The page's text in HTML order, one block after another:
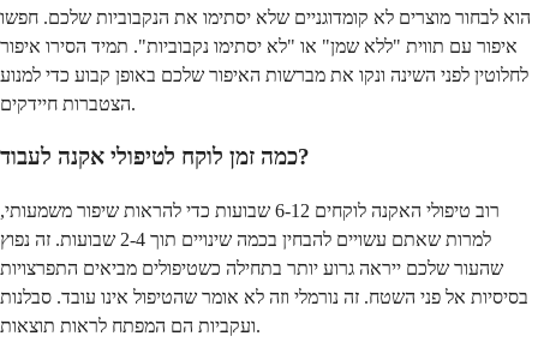
הוא לבחור מוצרים לא קומדוגניים שלא יסתימו את הנקבוביות שלכם. חפשו
איפור עם תווית "ללא שמן" או "לא יסתימו נקבוביות". תמיד הסירו איפור
לחלוטין לפני השינה ונקו את מברשות האיפור שלכם באופן קבוע כדי למנוע
הצטברות חיידקים.
כמה זמן לוקח לטיפולי אקנה לעבוד?
רוב טיפולי האקנה לוקחים 6-12 שבועות כדי להראות שיפור משמעותי,
למרות שאתם עשויים להבחין בכמה שינויים תוך 2-4 שבועות. זה נפוץ
שהעור שלכם ייראה גרוע יותר בתחילה כשטיפולים מביאים התפרצויות
בסיסיות אל פני השטח. זה נורמלי וזה לא אומר שהטיפול אינו עובד. סבלנות
ועקביות הם המפתח לראות תוצאות.